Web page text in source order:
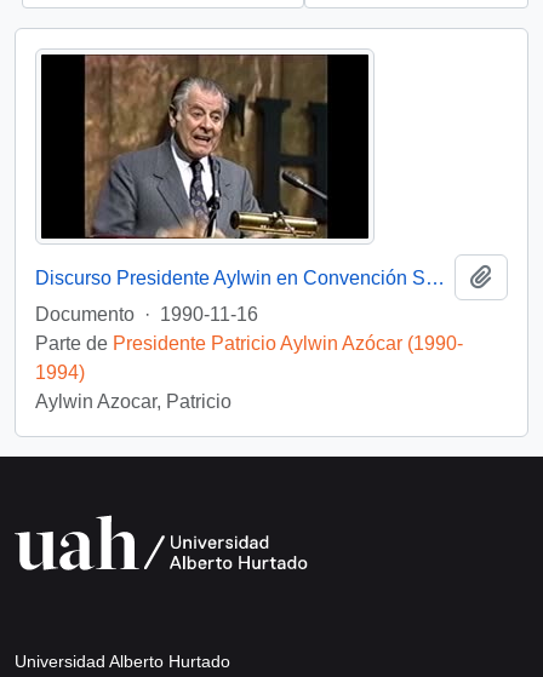
Discurso Presidente Aylwin en Convención Santiago: Video
Documento · 1990-11-16
Parte de Presidente Patricio Aylwin Azócar (1990-
1994)
Aylwin Azocar, Patricio
Universidad Alberto Hurtado